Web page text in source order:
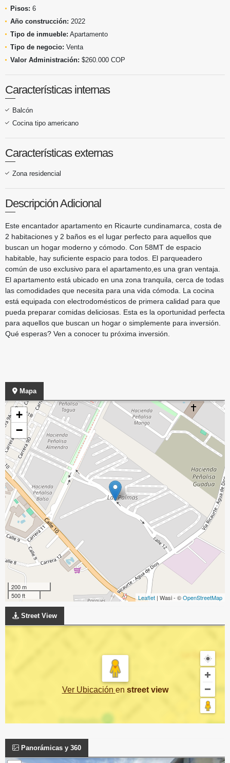
Pisos: 6
Año construcción: 2022
Tipo de inmueble: Apartamento
Tipo de negocio: Venta
Valor Administración: $260.000 COP
Características internas
Balcón
Cocina tipo americano
Características externas
Zona residencial
Descripción Adicional
Este encantador apartamento en Ricaurte cundinamarca, costa de
2 habitaciones y 2 baños es el lugar perfecto para aquellos que
buscan un hogar moderno y cómodo. Con 58MT de espacio
habitable, hay suficiente espacio para todos. El parqueadero
común de uso exclusivo para el apartamento,es una gran ventaja.
El apartamento está ubicado en una zona tranquila, cerca de todas
las comodidades que necesita para una vida cómoda. La cocina
está equipada con electrodomésticos de primera calidad para que
pueda preparar comidas deliciosas. Esta es la oportunidad perfecta
para aquellos que buscan un hogar o simplemente para inversión.
Qué esperas? Ven a conocer tu próxima inversión.
Mapa
+
−
200 m
500 ft
Leaflet | Wasi - ©OpenStreetMap
Street View
Ver Ubicación en street view
Panorámicas y 360